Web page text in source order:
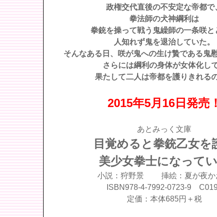
政権交代直後の不安定な帝都で
拳法師の犬神綱利は
拳銃を操って戦う鬼繰師の一条咲と
人知れず鬼を退治していた。
そんなある日、咲が鬼への生け贄である鬼
さらには綱利の身体が女体化し
果たして二人は帝都を護りきれる
2015年5月16日発売
あとみっく文庫
目覚めると拳銃乙女を
美少女拳士になって
小説：狩野景 挿絵：夏が夜か
ISBN978-4-7992-0723-9
定価：本体685円＋税